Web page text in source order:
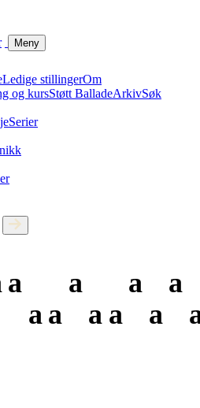
Meny
Ledige stillingerOm
og kursStøtt BalladeArkivSøk
Serier
a a
a